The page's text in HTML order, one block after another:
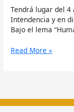
Tendrá lugar del 4
Intendencia y en
Bajo el lema
Read More »